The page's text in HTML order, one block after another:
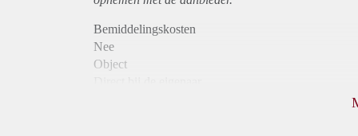
Bemiddelingskosten
Nee
Object